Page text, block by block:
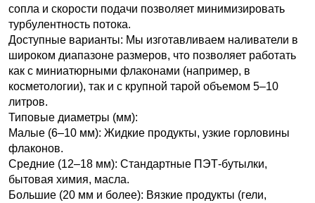
сопла и скорости подачи позволяет минимизировать
турбулентность потока.
Доступные варианты: Мы изготавливаем наливатели в
широком диапазоне размеров, что позволяет работать
как с миниатюрными флаконами (например, в
косметологии), так и с крупной тарой объемом 5–10
литров.
Типовые диаметры (мм):
Малые (6–10 мм): Жидкие продукты, узкие горловины
флаконов.
Средние (12–18 мм): Стандартные ПЭТ-бутылки,
бытовая химия, масла.
Большие (20 мм и более): Вязкие продукты (гели,